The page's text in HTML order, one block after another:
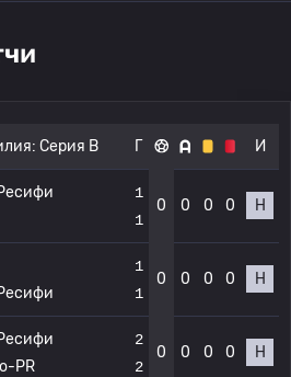
Серия B Г И
1
1
0 0 0 0 Н
1
1
0 0 0 0 Н
PR
2
2
0 0 0 0 Н